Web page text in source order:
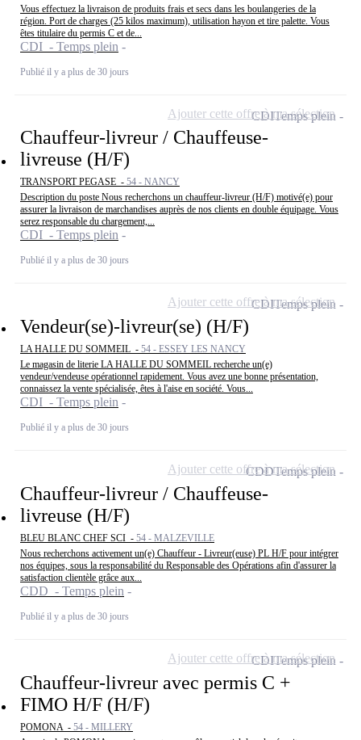
Vous effectuez la livraison de produits frais et secs dans les boulangeries de la
région. Port de charges (25 kilos maximum), utilisation hayon et tire palette. Vous
êtes titulaire du permis C et de...
CDI - Temps plein
Publié il y a plus de 30 jours
Chauffeur-livreur / Chauffeuse-
livreuse (H/F)
TRANSPORT PEGASE - 54 - NANCY
Description du poste Nous recherchons un chauffeur-livreur (H/F) motivé(e) pour
assurer la livraison de marchandises auprès de nos clients en double équipage. Vous
serez responsable du chargement,...
CDI - Temps plein
Publié il y a plus de 30 jours
CDITemps plein
Ajouter cette offre à ma sélection
Vendeur(se)-livreur(se) (H/F)
LA HALLE DU SOMMEIL - 54 - ESSEY LES NANCY
Le magasin de literie LA HALLE DU SOMMEIL recherche un(e)
vendeur/vendeuse opérationnel rapidement. Vous avez une bonne présentation,
connaissez la vente spécialisée, êtes à l'aise en société. Vous...
CDI - Temps plein
Publié il y a plus de 30 jours
CDITemps plein
Ajouter cette offre à ma sélection
Chauffeur-livreur / Chauffeuse-
livreuse (H/F)
BLEU BLANC CHEF SCI - 54 - MALZEVILLE
Nous recherchons activement un(e) Chauffeur - Livreur(euse) PL H/F pour intégrer
nos équipes, sous la responsabilité du Responsable des Opérations afin d'assurer la
satisfaction clientèle grâce aux...
CDD - Temps plein
Publié il y a plus de 30 jours
CDDTemps plein
Ajouter cette offre à ma sélection
Chauffeur-livreur avec permis C +
FIMO H/F (H/F)
POMONA - 54 - MILLERY
CDITemps plein
Ajouter cette offre à ma sélection